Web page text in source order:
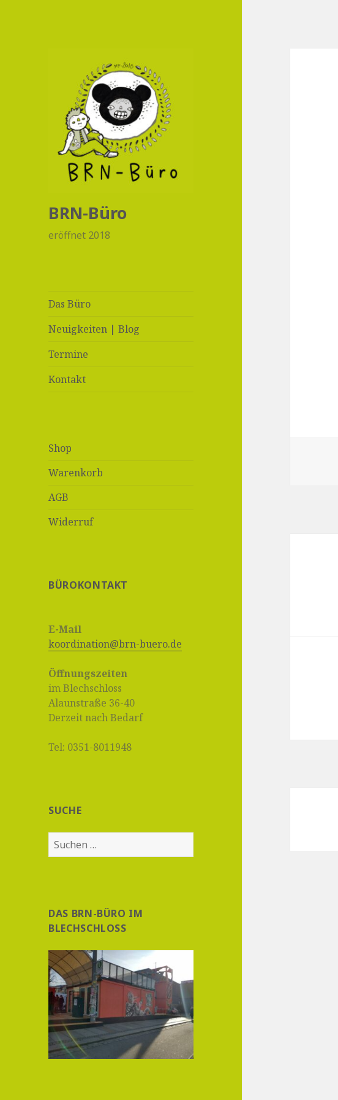
BRN-Büro
eröffnet 2018
Das Büro
Neuigkeiten | Blog
Termine
Kontakt
Shop
Warenkorb
AGB
Widerruf
BÜROKONTAKT
E-Mail
koordination@brn-buero.de
Öffnungszeiten
im Blechschloss
Alaunstraße 36-40
Derzeit nach Bedarf
Tel: 0351-8011948
SUCHE
Suchen
nach:
DAS BRN-BÜRO IM
BLECHSCHLOSS